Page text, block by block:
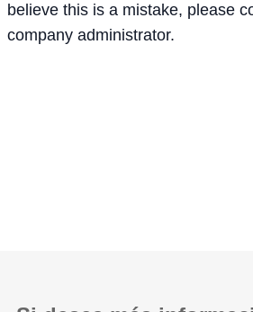
believe this is a mistake, please
company administrator.